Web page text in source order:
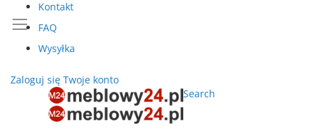
Kontakt
FAQ
Wysyłka
Zaloguj się Twoje konto
Search